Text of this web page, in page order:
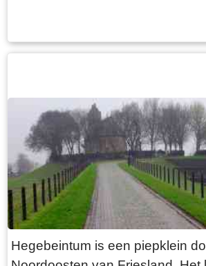
aub”. Het is de moeite waard
heeft. Grote brokken zandsteen
der verspreid door het park
explosie heeft plaatsgevonden.
waar. De laatste bewoner van
was Burgemeester van Slooten.
burgemeester van de gemeente
Rauwerderhem. Het
staat een eindje verderop. Het is
stellen maar toen hij verhuisde
Hegebeintum is een piepklein